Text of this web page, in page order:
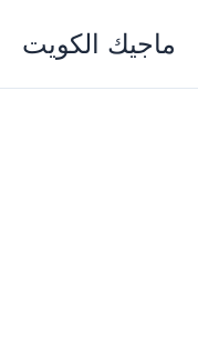
content
ماجيك الكويت